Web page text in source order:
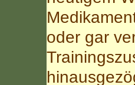
oder gar